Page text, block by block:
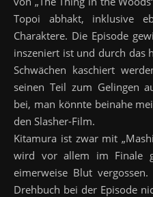
Topoi abhakt, inklusive
Charaktere. Die Episode
inszeniert ist und durch das
Schwächen kaschiert
seinen Teil zum Gelingen
bei, man könnte beinahe
den Slasher-Film.
Kitamura ist zwar mit
wird vor allem im Finale
eimerweise Blut
Drehbuch bei der Episode